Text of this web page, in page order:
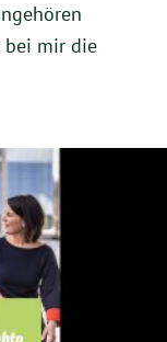
bei mir die